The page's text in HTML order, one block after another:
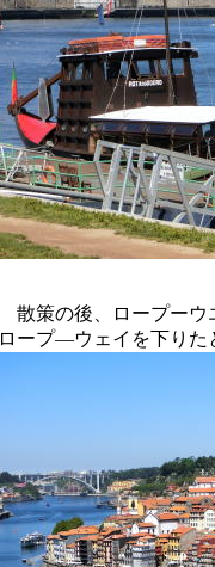
散策の後、ロープー
ロープ―ウェイを下りた